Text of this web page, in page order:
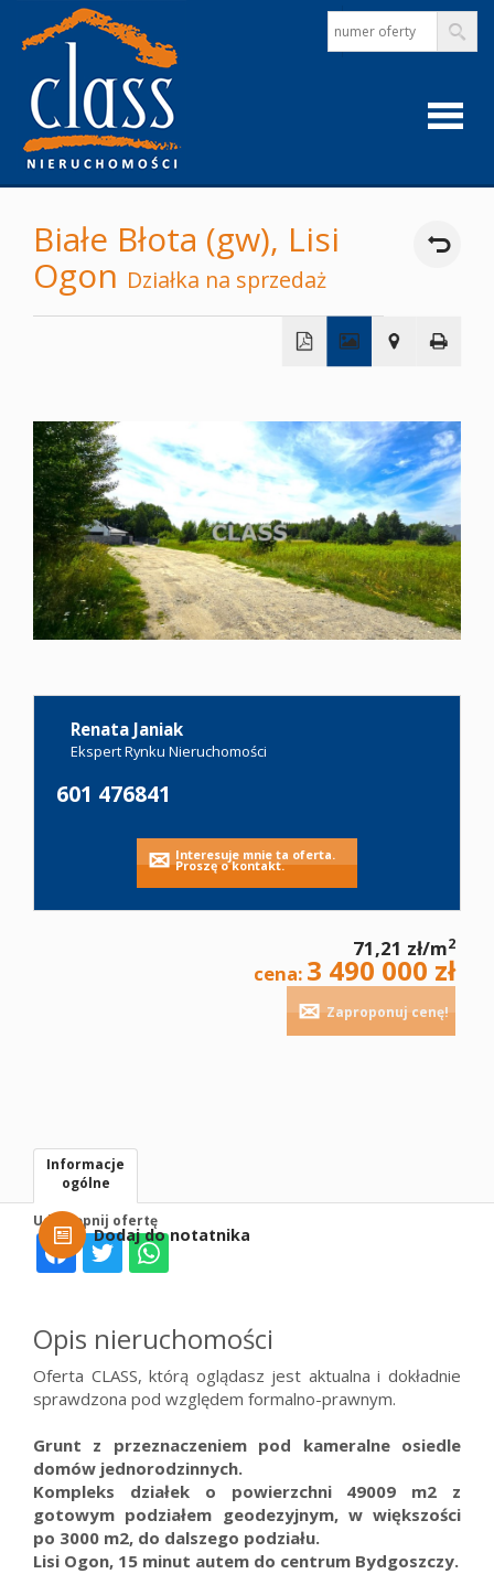
Strona
O
firmie
Oferty
Zgłoś
Białe Błota (gw), Lisi
Ogon Działka na sprzedaż
−
Renata Janiak
Ekspert Rynku Nieruchomości
601 476841
Interesuje mnie ta oferta.
Proszę o kontakt.
71,21 zł/m2
cena: 3 490 000 zł
Zaproponuj cenę!
Dodaj do notatnika
Udostępnij ofertę
Informacje
ogólne
Opis nieruchomości
Oferta CLASS, którą oglądasz jest aktualna i dokładnie
sprawdzona pod względem formalno-prawnym.
Grunt z przeznaczeniem pod kameralne osiedle
domów jednorodzinnych.
Kompleks działek o powierzchni 49009 m2 z
gotowym podziałem geodezyjnym, w większości
po 3000 m2, do dalszego podziału.
Lisi Ogon, 15 minut autem do centrum Bydgoszczy.